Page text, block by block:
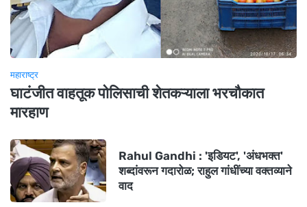
महाराष्ट्र
घाटंजीत वाहतूक पोलिसाची शेतकऱ्याला भरचौकात
मारहाण
Rahul Gandhi : 'इडियट', 'अंधभक्त'
शब्दांवरून गदारोळ; राहुल गांधींच्या वक्तव्याने
वाद